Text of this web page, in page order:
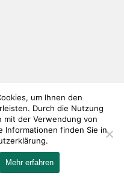
AGB DATENSCHUTZ
um Ihnen den
Durch die Nutzung
mit der Verwendung von
Informationen finden Sie in
Mehr erfahren